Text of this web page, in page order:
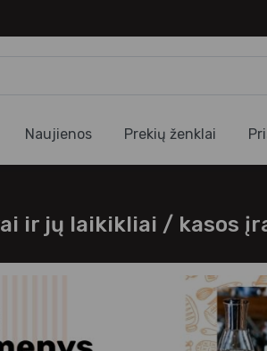
Naujienos Prekių ženklai
ir jų laikikliai / kasos